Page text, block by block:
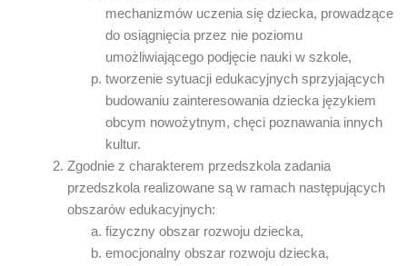
mechanizmów uczenia się dziecka, prowadzące
do osiągnięcia przez nie poziomu
umożliwiającego podjęcie nauki w szkole,
tworzenie sytuacji edukacyjnych sprzyjających
budowaniu zainteresowania dziecka językiem
obcym nowożytnym, chęci poznawania innych
kultur.
Zgodnie z charakterem przedszkola zadania
przedszkola realizowane są w ramach następujących
obszarów edukacyjnych:
fizyczny obszar rozwoju dziecka,
emocjonalny obszar rozwoju dziecka,